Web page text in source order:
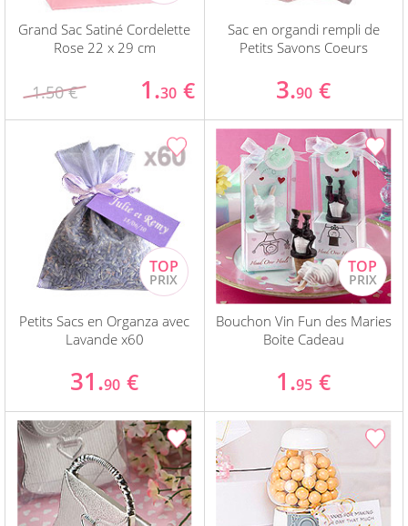
Grand Sac Satiné Cordelette
Rose 22 x 29 cm
1.50 € 1.30 €
Sac en organdi rempli de
Petits Savons Coeurs
3.90 €
Petits Sacs en Organza avec
Lavande x60
31.90 €
Bouchon Vin Fun des Maries
Boite Cadeau
1.95 €